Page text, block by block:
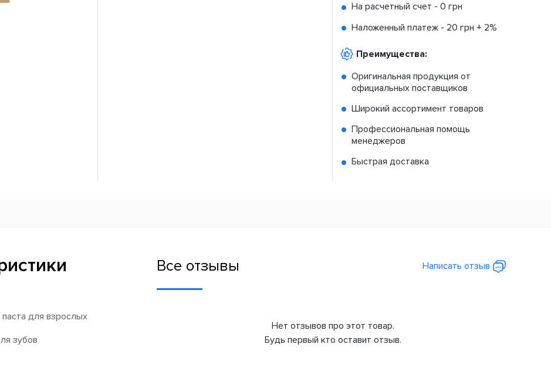
На расчетный счет - 0 грн
Наложенный платеж - 20 грн + 2%
Преимущества:
Оригинальная продукция от
официальных поставщиков
Широкий ассортимент товаров
Профессиональная помощь
менеджеров
Быстрая доставка
паста для взрослых
зубов
Все отзывы Написать отзыв
Нет отзывов про этот товар.
Будь первый кто оставит отзыв.